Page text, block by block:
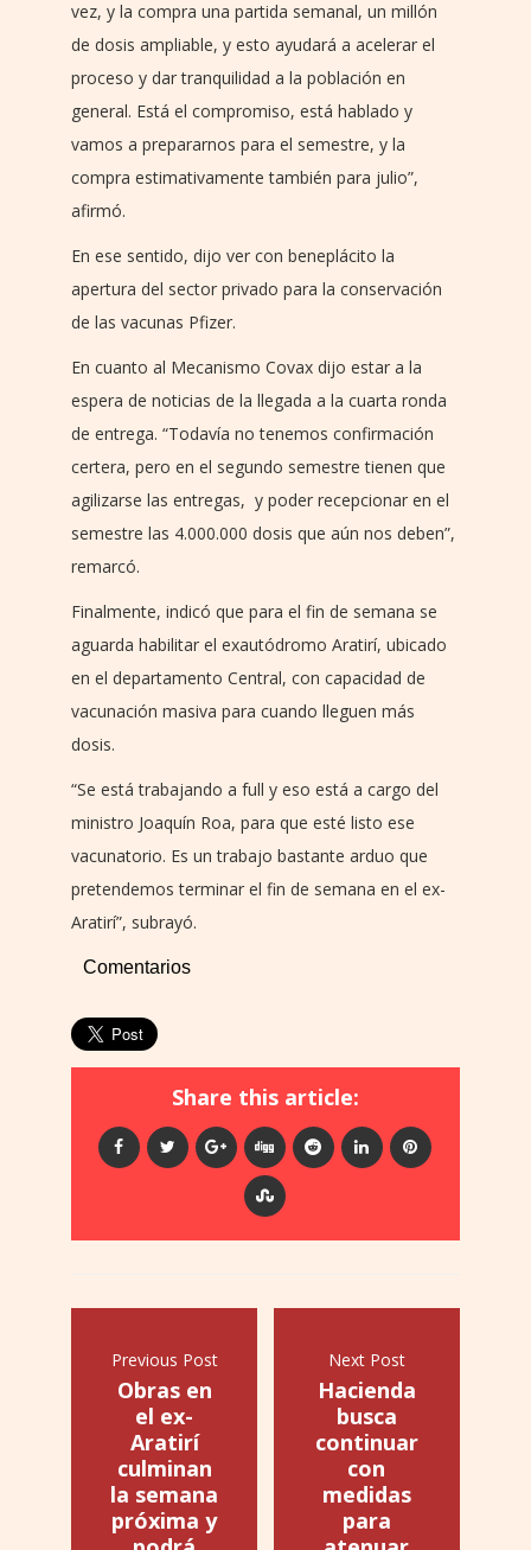
vez, y la compra una partida semanal, un millón
de dosis ampliable, y esto ayudará a acelerar el
proceso y dar tranquilidad a la población en
general. Está el compromiso, está hablado y
vamos a prepararnos para el semestre, y la
compra estimativamente también para julio”,
afirmó.
En ese sentido, dijo ver con beneplácito la
apertura del sector privado para la conservación
de las vacunas Pfizer.
En cuanto al Mecanismo Covax dijo estar a la
espera de noticias de la llegada a la cuarta ronda
de entrega. “Todavía no tenemos confirmación
certera, pero en el segundo semestre tienen que
agilizarse las entregas, y poder recepcionar en el
semestre las 4.000.000 dosis que aún nos deben”,
remarcó.
Finalmente, indicó que para el fin de semana se
aguarda habilitar el exautódromo Aratirí, ubicado
en el departamento Central, con capacidad de
vacunación masiva para cuando lleguen más
dosis.
“Se está trabajando a full y eso está a cargo del
ministro Joaquín Roa, para que esté listo ese
vacunatorio. Es un trabajo bastante arduo que
pretendemos terminar el fin de semana en el ex-
Aratirí”, subrayó.
Comentarios
Share this article:
Previous Post
Obras en
el ex-
Aratirí
culminan
la semana
próxima y
Next Post
Hacienda
busca
continuar
con
medidas
para